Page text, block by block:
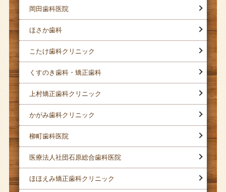
岡田歯科医院
ほさか歯科
こたけ歯科クリニック
くすのき歯科・矯正歯科
上村矯正歯科クリニック
かがみ歯科クリニック
柳町歯科医院
医療法人社団石原総合歯科医院
ほほえみ矯正歯科クリニック